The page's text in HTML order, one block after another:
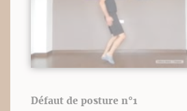
Défaut de posture n°1